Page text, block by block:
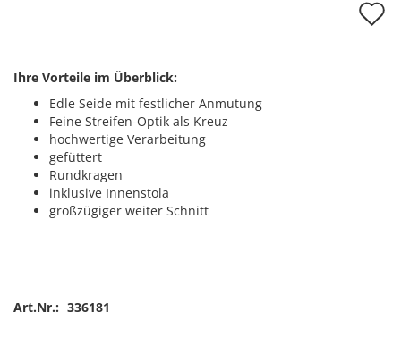
Ihre Vorteile im Überblick:
Edle Seide mit festlicher Anmutung
Feine Streifen-Optik als Kreuz
hochwertige Verarbeitung
gefüttert
Rundkragen
inklusive Innenstola
großzügiger weiter Schnitt
Art.Nr.: 336181